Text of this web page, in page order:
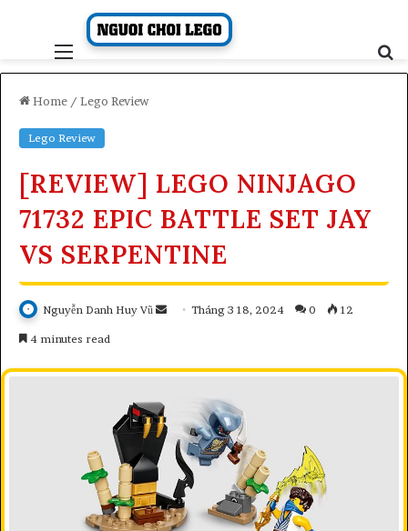
Menu
Home / Lego Review
Lego Review
[REVIEW] LEGO NINJAGO
71732 EPIC BATTLE SET JAY
VS SERPENTINE
Nguyễn Danh Huy Vũ
SendTháng 3 18, 2024 0 12
4 minutes read